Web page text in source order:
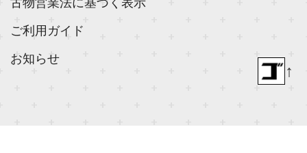
古物営業法に基づく表示
ご利用ガイド
お知らせ
↑